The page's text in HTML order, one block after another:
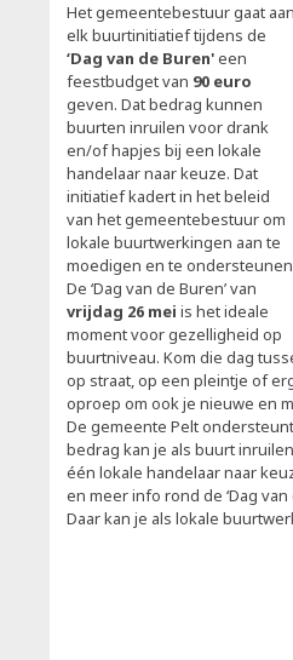
Het gemeentebestuur gaat aan
elk buurtinitiatief tijdens de
‘Dag van de Buren'een
feestbudget van 90 euro
geven. Dat bedrag kunnen
buurten inruilen voor drank
en/of hapjes bij een lokale
handelaar naar keuze. Dat
initiatief kadert in het beleid
van het gemeentebestuur om
lokale buurtwerkingen aan te
moedigen en te
De ‘Dag van de Buren’ van
vrijdag 26 mei is het ideale
moment voor gezelligheid op
buurtniveau. Kom die dag
op straat, op een pleintje of
oproep om ook je nieuwe en
De gemeente Pelt
bedrag kan je als buurt
één lokale handelaar naar
en meer info rond de ‘Dag van
Daar kan je als lokale